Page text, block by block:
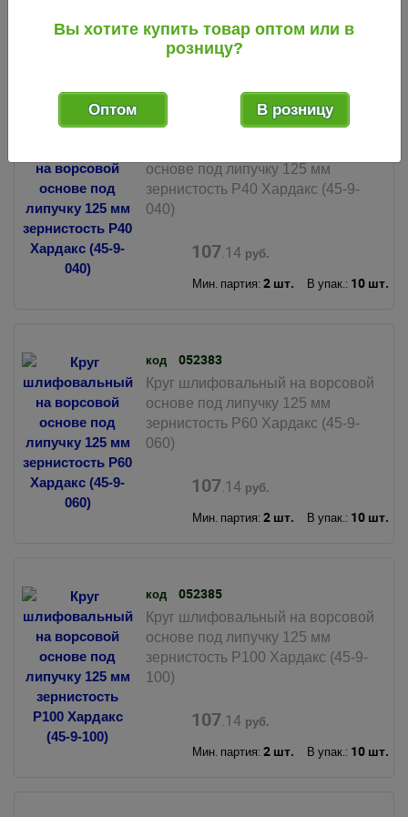
Мин. партия:
код
основе под липучку 125 мм
зернистость Р40 Хардакс (45-9-
040)
107.14руб.
Мин. партия: 2 шт. В упак.: 10 шт.
код 052383
Круг шлифовальный на ворсовой
основе под липучку 125 мм
зернистость Р60 Хардакс (45-9-
060)
107.14руб.
Мин. партия: 2 шт. В упак.: 10 шт.
код 052385
Круг шлифовальный на ворсовой
основе под липучку 125 мм
зернистость Р100 Хардакс (45-9-
100)
107.14руб.
Мин. партия: 2 шт. В упак.: 10 шт.
Вы хотите купить товар оптом или в
розницу?
Оптом В розницу